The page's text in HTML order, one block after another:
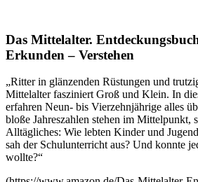
Das Mittelalter.
Erkunden – Verstehen
„Ritter in glänzenden Rüstungen und
Mittelalter fasziniert Groß und Klein. In
erfahren Neun- bis Vierzehnjährige alles
bloße Jahreszahlen stehen im Mittelpunkt,
Alltägliches: Wie lebten Kinder und
sah der Schulunterricht aus? Und konnte
wollte?“